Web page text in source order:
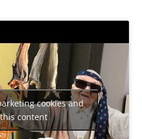
cookies and
content